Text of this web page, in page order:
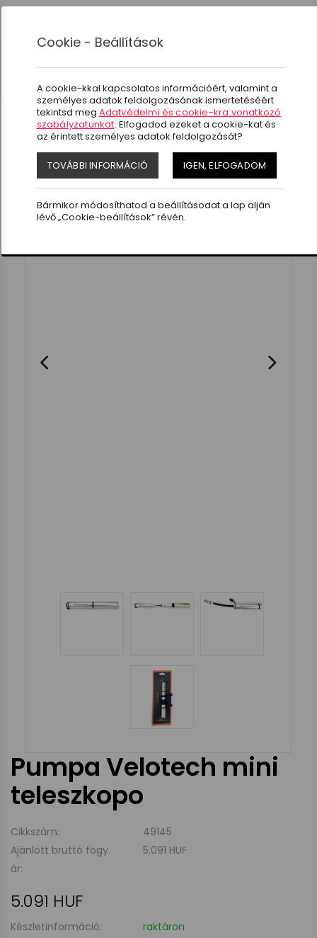
Cookie - Beállítások
A cookie-kkal kapcsolatos információért, valamint a
személyes adatok feldolgozásának ismertetéséért
tekintsd meg Adatvédelmi és cookie-kra vonatkozó
szabályzatunkat. Elfogadod ezeket a cookie-kat és
az érintett személyes adatok feldolgozását?
TOVÁBBI INFORMÁCIÓ IGEN, ELFOGADOM
Bármikor módosíthatod a beállításodat a lap alján
lévő „Cookie-beállítások” révén.
-15%
top
Pumpa Velotech mini
teleszkopo
Cikkszám:
49145
Ajánlott bruttó fogy.
ár:
5.091 HUF
5.091 HUF
Készletinformáció: raktáron